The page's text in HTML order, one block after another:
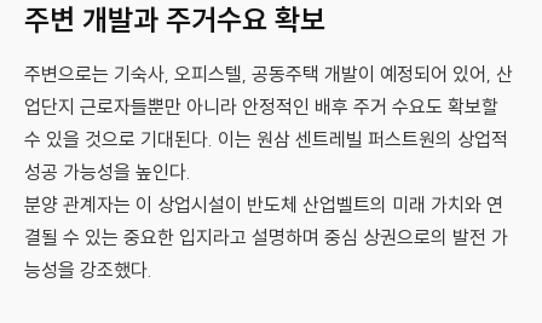
주변 개발과 주거수요 확보
주변으로는 기숙사, 오피스텔, 공동주택 개발이 예정되어 있어, 산
업단지 근로자들뿐만 아니라 안정적인 배후 주거 수요도 확보할
수 있을 것으로 기대된다. 이는 원삼 센트레빌 퍼스트원의 상업적
성공 가능성을 높인다.
분양 관계자는 이 상업시설이 반도체 산업벨트의 미래 가치와 연
결될 수 있는 중요한 입지라고 설명하며 중심 상권으로의 발전 가
능성을 강조했다.